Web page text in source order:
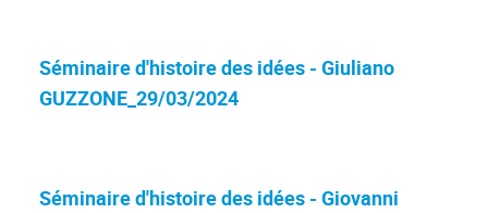
Séminaire d'histoire des idées - Giuliano
GUZZONE_29/03/2024
Séminaire d'histoire des idées - Giovanni